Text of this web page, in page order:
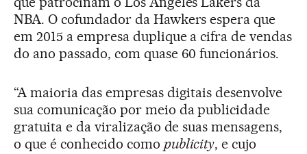
NBA. O cofundador da Hawkers espera que
em 2015 a empresa duplique a cifra de vendas
do ano passado, com quase 60 funcionários.
“A maioria das empresas digitais desenvolve
sua comunicação por meio da publicidade
gratuita e da viralização de suas mensagens,
o que é conhecido como publicity, e cujo